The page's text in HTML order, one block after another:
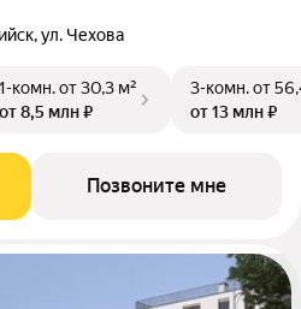
ул. Чехова
1-комн.от 30,3 м²
от 8,5 млн ₽
3-комн.от
от 13 млн ₽
Позвоните мне